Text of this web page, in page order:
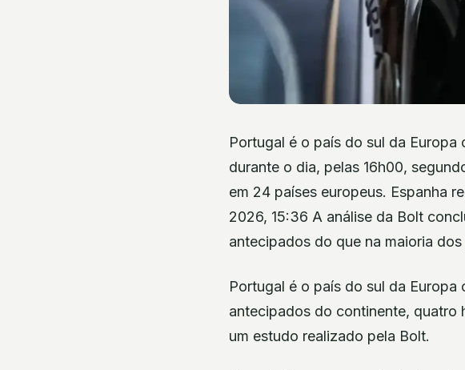
Portugal é o país do sul da
durante o dia, pelas 16h00,
em 24 países europeus. Espanha
2026, 15:36 A análise da Bolt
antecipados do que na maioria
Portugal é o país do sul da
antecipados do continente, quatro
um estudo realizado pela Bolt.